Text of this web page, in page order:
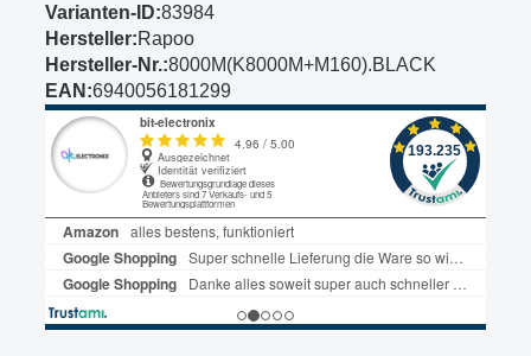
Varianten-ID:83984
Hersteller:Rapoo
Hersteller-Nr.:8000M(K8000M+M160).BLACK
EAN:6940056181299